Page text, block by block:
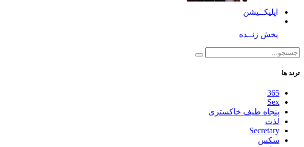
اپلیکــیشن
پخش زنــده
ترند ها
365
Sex
پنجاه طیف خاکستری
لذت
Secretary
سکس